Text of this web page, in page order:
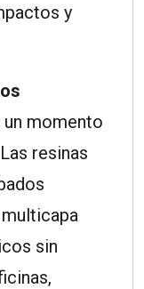
y
momento
resinas
sin